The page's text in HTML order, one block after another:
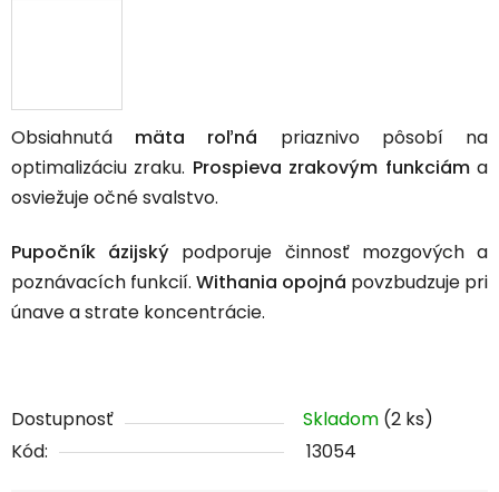
Obsiahnutá mäta roľná
priaznivo pôsobí na
optimalizáciu zraku. Prospieva zrakovým funkciám a
osviežuje očné svalstvo.
Pupočník ázijský podporuje činnosť mozgových a
poznávacích funkcií. Withania opojná povzbudzuje pri
únave a strate koncentrácie.
Dostupnosť Skladom (2 ks)
Kód:
13054